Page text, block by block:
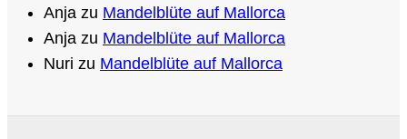
Anja zu Mandelblüte auf Mallorca
Anja zu Mandelblüte auf Mallorca
Nuri zu Mandelblüte auf Mallorca